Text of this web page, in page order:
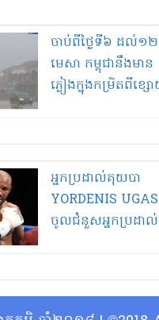
ចាប់ពី​ថ្ងៃទី​៦ ដល់​១២​
មេសា កម្ពុជា​នឹងមាន​
ភ្លៀង​ក្នុង​កម្រិត​ពី​ខ្ស
អ្នក​ប្រដាល់​គុយបា​
YORDENIS UGAS​
ចូល​ជំនួស​អ្នក​ប្រដាល់​
ទាន់ហន់​!